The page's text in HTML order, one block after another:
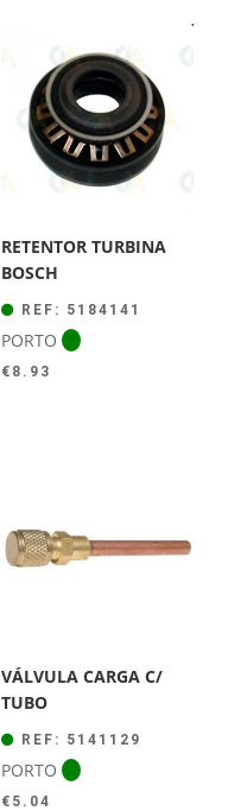
RETENTOR TURBINA
BOSCH
REF: 5184141
PORTO
€ 8.93
VÁLVULA CARGA C/
TUBO
REF: 5141129
PORTO
€ 5.04